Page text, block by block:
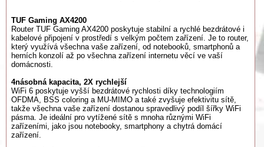
TUF Gaming AX4200
Router TUF Gaming AX4200 poskytuje stabilní a rychlé bezdrátové i
kabelové připojení v prostředí s velkým počtem zařízení. Je to router,
který využívá všechna vaše zařízení, od notebooků, smartphonů a
herních konzolí až po všechna zařízení internetu věcí ve vaší
domácnosti.
4násobná kapacita, 2X rychlejší
WiFi 6 poskytuje vyšší bezdrátové rychlosti díky technologiím
OFDMA, BSS coloring a MU-MIMO a také zvyšuje efektivitu sítě,
takže všechna vaše zařízení dostanou spravedlivý podíl šířky WiFi
pásma. Je ideální pro vytížené sítě s mnoha různými WiFi
zařízeními, jako jsou notebooky, smartphony a chytrá domácí
zařízení.